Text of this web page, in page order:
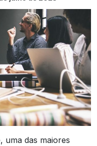
uma das maiores